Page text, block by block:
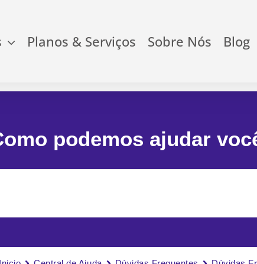
Planos & Serviços Sobre Nós Blog
podemos ajudar